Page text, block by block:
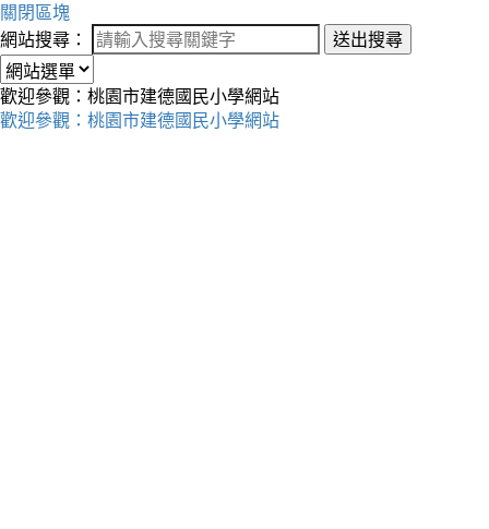
關閉區塊
網站搜尋：
送出搜尋
歡迎參觀：桃園市建德國民小學網站
歡迎參觀：桃園市建德國民小學網站